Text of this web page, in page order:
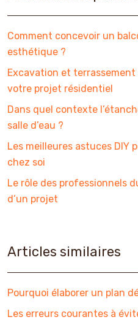
Comment concevoir un
esthétique ?
Excavation et terrassement
votre projet résidentiel
Dans quel contexte
salle d’eau ?
Les meilleures astuces DIY
chez soi
Le rôle des professionnels
d’un projet
Articles similaires
Pourquoi élaborer un plan
Les erreurs courantes à